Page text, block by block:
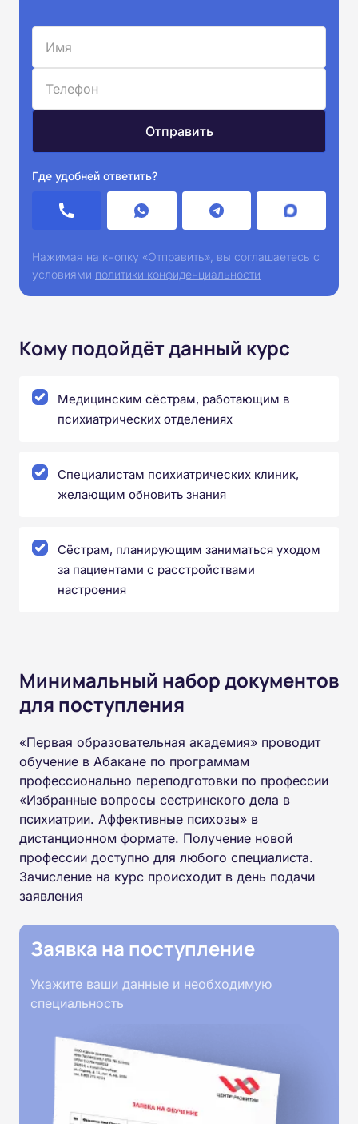
Где удобней ответить?
Нажимая на кнопку «Отправить», вы соглашаетесь с
условиями политики конфиденциальности
Кому подойдёт данный курс
Медицинским сёстрам, работающим в
психиатрических отделениях
Специалистам психиатрических клиник,
желающим обновить знания
Сёстрам, планирующим заниматься уходом
за пациентами с расстройствами
настроения
Минимальный набор документов
для поступления
«Первая образовательная академия» проводит
обучение в Абакане по программам
профессионально переподготовки по профессии
«Избранные вопросы сестринского дела в
психиатрии. Аффективные психозы» в
дистанционном формате. Получение новой
профессии доступно для любого специалиста.
Зачисление на курс происходит в день подачи
заявления
Заявка на поступление
Укажите ваши данные и необходимую
специальность